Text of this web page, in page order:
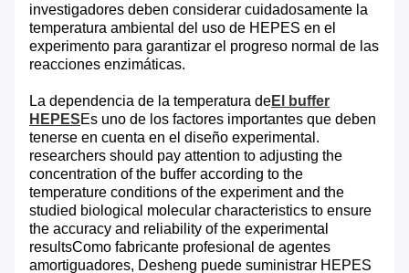
investigadores deben considerar cuidadosamente la
temperatura ambiental del uso de HEPES en el
experimento para garantizar el progreso normal de las
reacciones enzimáticas.
La dependencia de la temperatura deEl buffer
HEPESEs uno de los factores importantes que deben
tenerse en cuenta en el diseño experimental.
researchers should pay attention to adjusting the
concentration of the buffer according to the
temperature conditions of the experiment and the
studied biological molecular characteristics to ensure
the accuracy and reliability of the experimental
resultsComo fabricante profesional de agentes
amortiguadores, Desheng puede suministrar HEPES